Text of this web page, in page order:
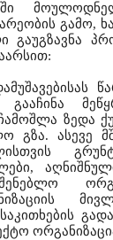
გამო,
გაუგზავნა
გააჩინა
ზედა
გზა. ასევე